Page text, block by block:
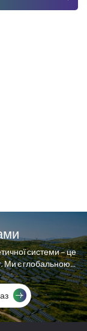
системи – це
Ми є глобальною
модулів.